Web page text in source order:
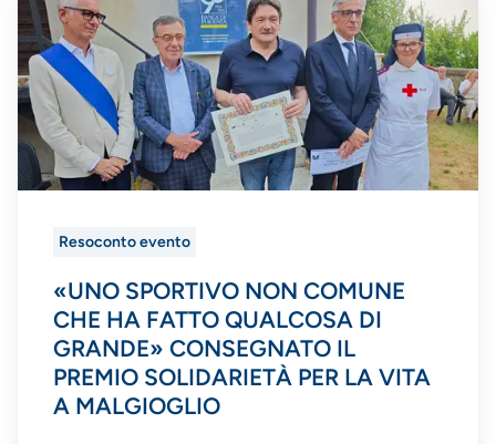
Resoconto evento
«UNO SPORTIVO NON COMUNE
CHE HA FATTO QUALCOSA DI
GRANDE» CONSEGNATO IL
PREMIO SOLIDARIETÀ PER LA VITA
A MALGIOGLIO